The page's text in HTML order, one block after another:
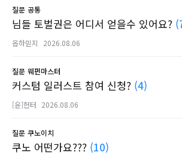
질문 공통
님들 토벌권은 어디서 얻을수 있어요?
옵하믿지 2026.08.06
질문 웨펀마스터
커스텀 일러스트 참여 신청? (4)
[윤]헌터 2026.08.06
질문 쿠노이치
쿠노 어떤가요??? (10)